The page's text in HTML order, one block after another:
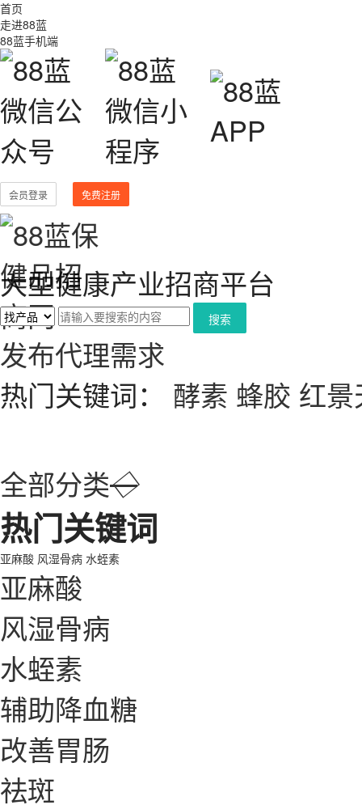
首页
走进88蓝
88蓝手机端
会员登录 免费注册
大型健康产业招商平台
搜索
发布代理需求
热门关键词： 酵素 蜂胶 红景
全部分类◇
热门关键词
亚麻酸 风湿骨病 水蛭素
亚麻酸
风湿骨病
水蛭素
辅助降血糖
改善胃肠
祛斑